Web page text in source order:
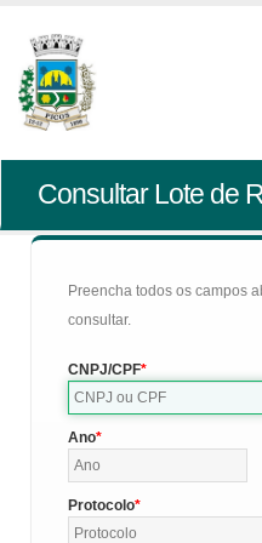
Consultar Lote de
Preencha todos os campos
consultar.
CNPJ/CPF
Ano
Protocolo